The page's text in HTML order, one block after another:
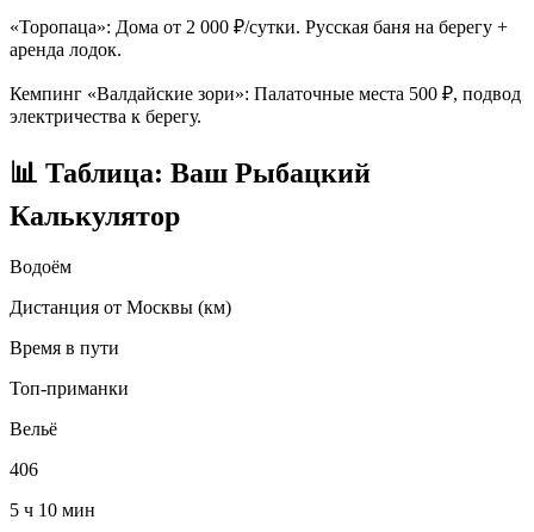
«Торопаца»: Дома от 2 000 ₽/сутки. Русская баня на берегу +
аренда лодок.
Кемпинг «Валдайские зори»: Палаточные места 500 ₽, подвод
электричества к берегу.
📊 Таблица: Ваш Рыбацкий
Калькулятор
Водоём
Дистанция от Москвы (км)
Время в пути
Топ-приманки
Вельё
406
5 ч 10 мин